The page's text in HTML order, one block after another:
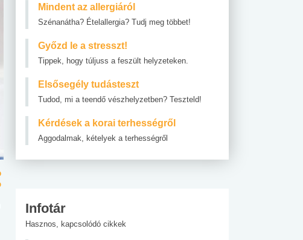
Mindent az allergiáról
Szénanátha? Ételallergia? Tudj meg többet!
Győzd le a stresszt!
Tippek, hogy túljuss a feszült helyzeteken.
Elsősegély tudásteszt
Tudod, mi a teendő vészhelyzetben? Teszteld!
Kérdések a korai terhességről
Aggodalmak, kételyek a terhességről
Infotár
Hasznos, kapcsolódó cikkek